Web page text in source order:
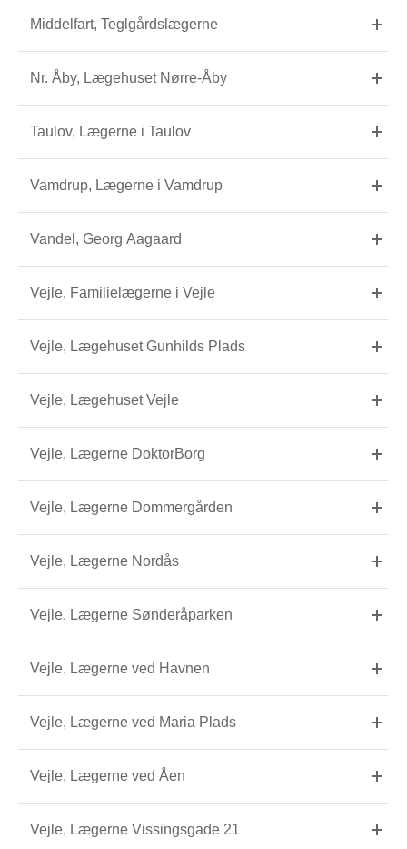
Middelfart, Teglgårdslægerne
Nr. Åby, Lægehuset Nørre-Åby
Taulov, Lægerne i Taulov
Vamdrup, Lægerne i Vamdrup
Vandel, Georg Aagaard
Vejle, Familielægerne i Vejle
Vejle, Lægehuset Gunhilds Plads
Vejle, Lægehuset Vejle
Vejle, Lægerne DoktorBorg
Vejle, Lægerne Dommergården
Vejle, Lægerne Nordås
Vejle, Lægerne Sønderåparken
Vejle, Lægerne ved Havnen
Vejle, Lægerne ved Maria Plads
Vejle, Lægerne ved Åen
Vejle, Lægerne Vissingsgade 21